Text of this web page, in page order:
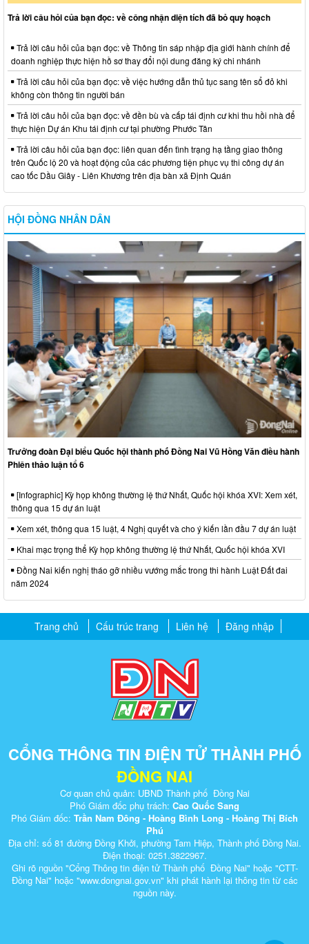
Trả lời câu hỏi của bạn đọc: về công nhận diện tích đã bỏ quy hoạch
Trả lời câu hỏi của bạn đọc: về Thông tin sáp nhập địa giới hành chính để
doanh nghiệp thực hiện hồ sơ thay đổi nội dung đăng ký chi nhánh
Trả lời câu hỏi của bạn đọc: về việc hướng dẫn thủ tục sang tên sổ đỏ khi
không còn thông tin người bán
Trả lời câu hỏi của bạn đọc: về đền bù và cấp tái định cư khi thu hồi nhà để
thực hiện Dự án Khu tái định cư tại phường Phước Tân
Trả lời câu hỏi của bạn đọc: liên quan đến tình trạng hạ tầng giao thông
trên Quốc lộ 20 và hoạt động của các phương tiện phục vụ thi công dự án
cao tốc Dầu Giây - Liên Khương trên địa bàn xã Định Quán
HỘI ĐỒNG NHÂN DÂN
Trưởng đoàn Đại biểu Quốc hội thành phố Đồng Nai Vũ Hồng Văn điều hành
Phiên thảo luận tổ 6
[Infographic] Kỳ họp không thường lệ thứ Nhất, Quốc hội khóa XVI: Xem xét,
thông qua 15 dự án luật
Xem xét, thông qua 15 luật, 4 Nghị quyết và cho ý kiến lần đầu 7 dự án luật
Khai mạc trọng thể Kỳ họp không thường lệ thứ Nhất, Quốc hội khóa XVI
Đồng Nai kiến nghị tháo gỡ nhiều vướng mắc trong thi hành Luật Đất đai
năm 2024
Trang chủ Cấu trúc trang Liên hệ Đăng nhập
CỔNG THÔNG TIN ĐIỆN TỬ THÀNH PHỐ
ĐỒNG NAI
Cơ quan chủ quản: UBND Thành phố Đồng Nai
Phó Giám đốc phụ trách: Cao Quốc Sang
Phó Giám đốc: Trần Nam Đông - Hoàng Bình Long - Hoàng Thị Bích
Phú
Địa chỉ: số 81 đường Đồng Khởi, phường Tam Hiệp, Thành phố Đồng Nai.
Điện thoại: 0251.3822967.
Ghi rõ nguồn "Cổng Thông tin điện tử Thành phố Đồng Nai" hoặc "CTT-
Đồng Nai" hoặc "www.dongnai.g​ov.vn" khi ​phát hành lại thông tin từ các
nguồn này.​